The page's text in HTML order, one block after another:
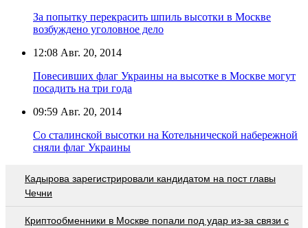
За попытку перекрасить шпиль высотки в Москве
возбуждено уголовное дело
12:08 Авг. 20, 2014
Повесивших флаг Украины на высотке в Москве могут
посадить на три года
09:59 Авг. 20, 2014
Со сталинской высотки на Котельнической набережной
сняли флаг Украины
Кадырова зарегистрировали кандидатом на пост главы
Чечни
Криптообменники в Москве попали под удар из-за связи с